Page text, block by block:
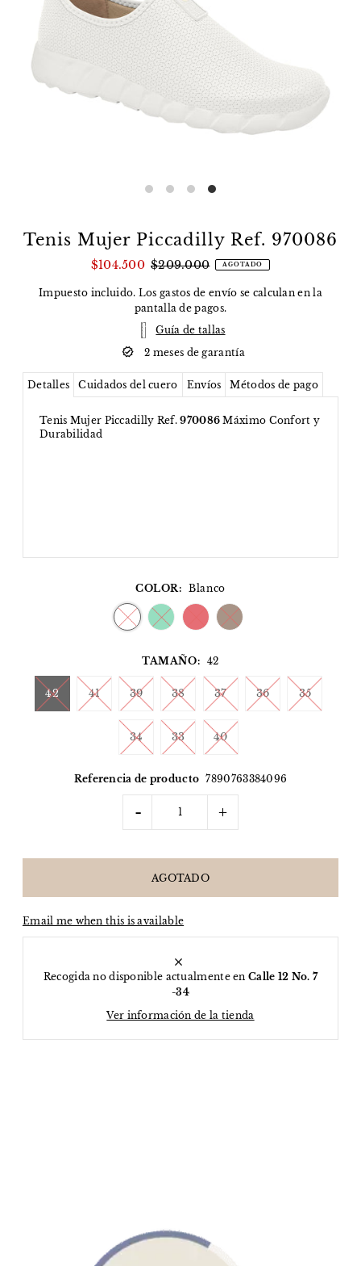
Tenis Mujer Piccadilly Ref. 970086
$104.500 $209.000 AGOTADO
Impuesto incluido. Los gastos de envío se calculan en la
pantalla de pagos.
Guía de tallas
2 meses de garantía
Detalles Cuidados del cuero Envíos Métodos de pago
Tenis Mujer Piccadilly Ref.970086 Máximo Confort y
Durabilidad
COLOR: Blanco
TAMAÑO: 42
42 41 39 38 37 36 35
34 33 40
Referencia de producto 7890763384096
- +
Email me when this is available
Recogida no disponible actualmente enCalle 12 No. 7
-34
Ver información de la tienda